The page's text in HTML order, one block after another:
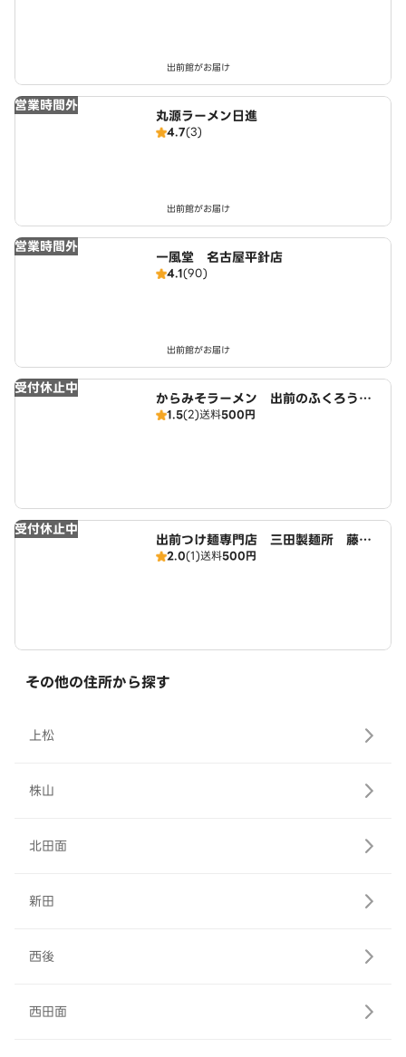
出前館がお届け
営業時間外
丸源ラーメン日進
4.7(3)
出前館がお届け
営業時間外
一風堂 名古屋平針店
4.1(90)
出前館がお届け
受付休止中
からみそラーメン 出前のふくろう
藤が丘店 広域店
1.5(2)送料500円
受付休止中
出前つけ麺専門店 三田製麺所 藤が
丘店 広域店
2.0(1)送料500円
その他の住所から探す
上松
株山
北田面
新田
西後
西田面